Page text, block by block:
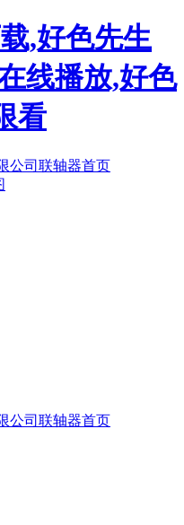
,好色先生
线播放,好色
看